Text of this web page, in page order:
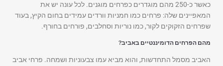
כאשר כ-250 מהם מוגדרים כפרחים מוגנים. לכל עונה יש את
המאפיינים שלה: פרחים כמו חמניות וורדים עמידים בחום הקיץ, בעוד
שפרחים הזקוקים לקור, כמו נוריות וסחלבים, פורחים בחורף.
מהם הפרחים הדומיננטיים באביב?
האביב מסמל התחדשות, והוא מביא עמו צבעוניות ושמחה. פרחי אביב